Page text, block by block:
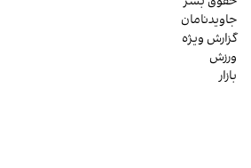
جاویدنامان
گزارش ویژه
ورزش
بازار